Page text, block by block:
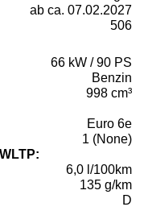
ab ca. 07.02.2027
506
66 kW / 90 PS
Benzin
998 cm³
Euro 6e
1 (None)
6,0 l/100km
135 g/km
D